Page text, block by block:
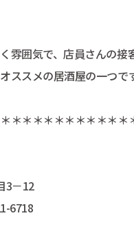
雰囲気で、店員さんの接
ススメの居酒屋の一つで
＊＊＊＊＊＊＊＊＊＊＊
3－12
6718